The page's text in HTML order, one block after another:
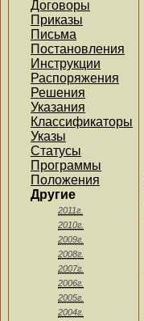
Договоры
Приказы
Письма
Постановления
Инструкции
Распоряжения
Решения
Указания
Классификаторы
Указы
Статусы
Программы
Положения
Другие
2011г.
2010г.
2009г.
2008г.
2007г.
2006г.
2005г.
2004г.